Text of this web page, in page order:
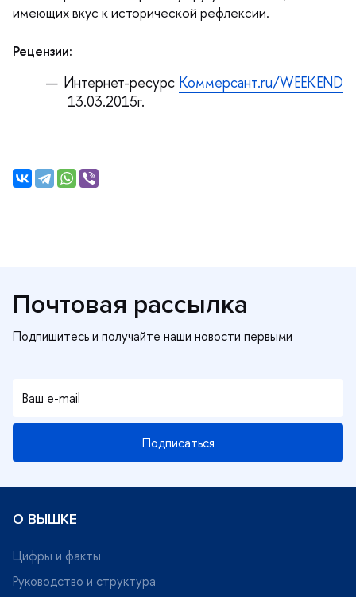
имеющих вкус к исторической рефлексии.
Рецензии:
Интернет-ресурс Коммерсант.ru/WEEKEND
13.03.2015г.
Почтовая рассылка
Подписаться
О ВЫШКЕ
Цифры и факты
Руководство и структура